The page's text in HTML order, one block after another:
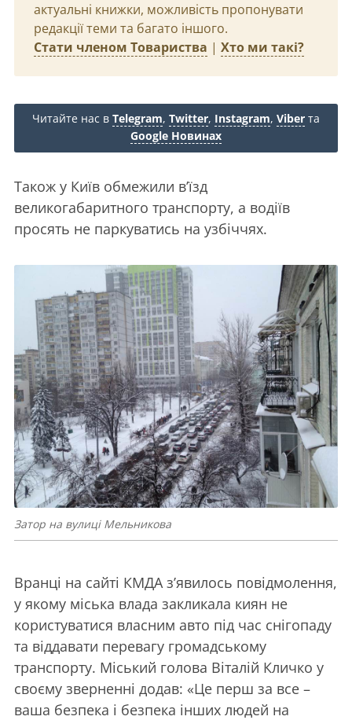
актуальні книжки, можливість пропонувати
редакції теми та багато іншого.
Стати членом Товариства | Хто ми такі?
Читайте нас в Telegram, Twitter, Instagram, Viber та
Google Новинах
Також у Київ обмежили в’їзд
великогабаритного транспорту, а водіїв
просять не паркуватись на узбіччях.
Затор на вулиці Мельникова
Вранці на сайті КМДА з’явилось повідмолення,
у якому міська влада закликала киян не
користуватися власним авто під час снігопаду
та віддавати перевагу громадському
транспорту. Міський голова Віталій Кличко у
своєму зверненні додав: «Це перш за все –
ваша безпека і безпека інших людей на